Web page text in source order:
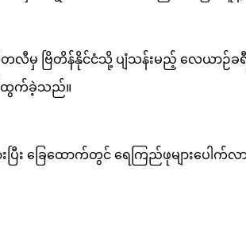
လီမှ ဗြိတိန်နိုင်ငံသို့ ပျံသန်းမည့် လေယာဉ်ခ
ထွက်ခဲ့သည်။
ပြီး ခြေထောက်တွင် ရေကြည်ဖုများပေ